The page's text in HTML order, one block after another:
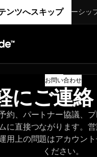
ンツへスキップ
戦略的パートナーシッ
お問い合わせ
にご連
約、パートナー協議、
に直接つながります。
用上の問題はアカウン
ください。